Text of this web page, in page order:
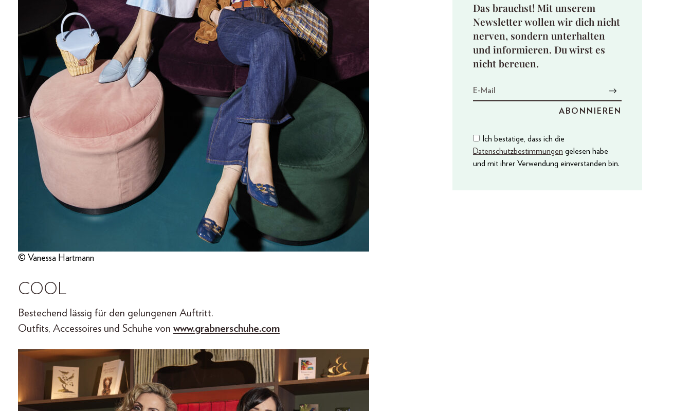
© Vanessa Hartmann
COOL
Bestechend lässig für den gelungenen Auftritt.
Outfits, Accessoires und Schuhe von www.grabnerschuhe.com
Das brauchst! Mit unserem
Newsletter wollen wir dich nicht
nerven, sondern unterhalten
und informieren. Du wirst es
nicht bereuen.
Ich bestätige, dass ich die
Datenschutzbestimmungen gelesen habe
und mit ihrer Verwendung einverstanden bin.